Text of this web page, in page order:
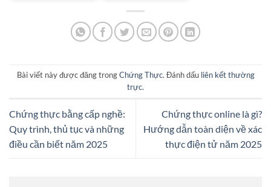
Bài viết này được đăng trongChứng Thực. Đánh dấu liên kết thường
trực.
Chứng thực bằng cấp nghề:
Quy trình, thủ tục và những
điều cần biết năm 2025
Chứng thực online là gì?
Hướng dẫn toàn diện về xác
thực điện tử năm 2025